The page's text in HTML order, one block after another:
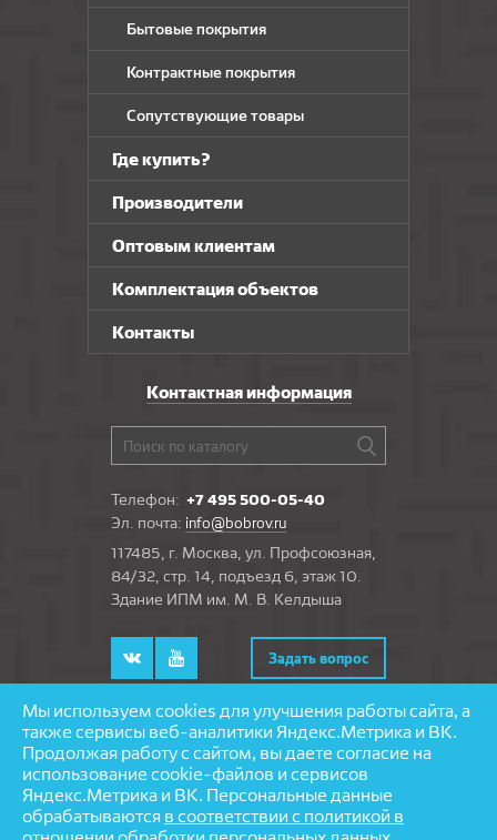
Бытовые покрытия
Контрактные покрытия
Сопутствующие товары
Где купить?
Производители
Оптовым клиентам
Комплектация объектов
Контакты
Контактная информация
Телефон: +7 495 500-05-40
Эл. почта: info@bobrov.ru
117485, г. Москва, ул. Профсоюзная,
84/32, стр. 14, подъезд 6, этаж 10.
Здание ИПМ им. М. В. Келдыша
Задать вопрос
© 1997—2026 «Бобров» — напольные покрытия
Разработка и поддержка сайта — агентство
Partmedia
Мы используем cookies для улучшения работы сайта, а
также сервисы веб-аналитики Яндекс.Метрика и ВК.
Продолжая работу с сайтом, вы даете согласие на
использование cookie-файлов и сервисов
Яндекс.Метрика и ВК. Персональные данные
обрабатываются в соответствии с политикой в